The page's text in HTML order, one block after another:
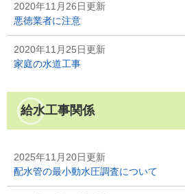
2020年11月26日更新
悪徳業者に注意
2020年11月25日更新
家庭の水道工事
給水工事関係
2025年11月20日更新
配水管の最小動水圧調査について